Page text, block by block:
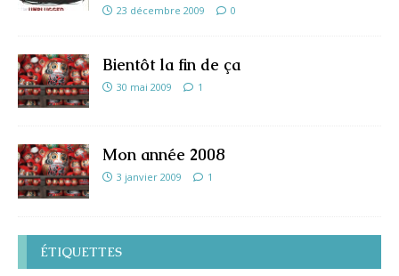
23 décembre 2009 0
Bientôt la fin de ça
30 mai 2009 1
Mon année 2008
3 janvier 2009 1
ÉTIQUETTES